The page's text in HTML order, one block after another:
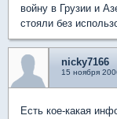
войну в Грузии и
стояли без
nicky7166
15 ноября
Есть кое-какая